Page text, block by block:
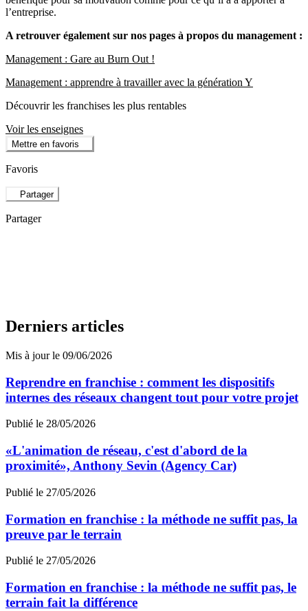
l’entreprise.
A retrouver également sur nos pages à propos du management :
Management : Gare au Burn Out !
Management : apprendre à travailler avec la génération Y
Découvrir les franchises les plus rentables
Voir les enseignes
Mettre en favoris
Favoris
Partager
Partager
Derniers articles
Mis à jour le 09/06/2026
Reprendre en franchise : comment les dispositifs
internes des réseaux changent tout pour votre projet
Publié le 28/05/2026
«L'animation de réseau, c'est d'abord de la
proximité», Anthony Sevin (Agency Car)
Publié le 27/05/2026
Formation en franchise : la méthode ne suffit pas, la
preuve par le terrain
Publié le 27/05/2026
Formation en franchise : la méthode ne suffit pas, le
terrain fait la différence